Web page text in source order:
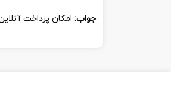
جواب: امکان پرداخت